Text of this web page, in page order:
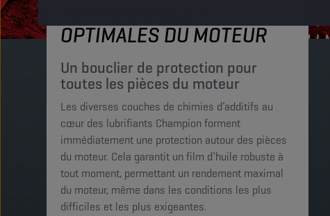
OPTIMALES DU MOTEUR
Un bouclier de protection pour
toutes les pièces du moteur
Les diverses couches de chimies d’additifs au
cœur des lubrifiants Champion forment
immédiatement une protection autour des pièces
du moteur. Cela garantit un film d’huile robuste à
tout moment, permettant un rendement maximal
du moteur, même dans les conditions les plus
difficiles et les plus exigeantes.